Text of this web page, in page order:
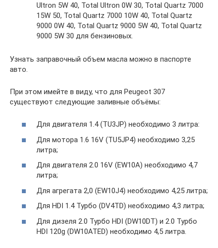
Ultron 5W 40, Total Ultron 0W 30, Total Quartz 7000
15W 50, Total Quartz 7000 10W 40, Total Quartz
9000 0W 40, Total Quartz 9000 5W 40, Total Quartz
9000 5W 30 для бензиновых.
Узнать заправочный объем масла можно в паспорте
авто.
При этом имейте в виду, что для Peugeot 307
существуют следующие заливные объёмы:
Для двигателя 1.4 (TU3JP) необходимо 3 литра:
Для мотора 1.6 16V (TU5JP4) необходимо 3,25
литра;
Для двигателя 2.0 16V (EW10A) необходимо 4,7
литра;
Для агрегата 2,0 (EW10J4) необходимо 4,25 литра;
Для HDI 1.4 Турбо (DV4TD) необходимо 4,3 литра;
Для дизеля 2.0 Турбо HDI (DW10DT) и 2.0 Турбо
HDI 120g (DW10ATED) необходимо 4,5 литра.